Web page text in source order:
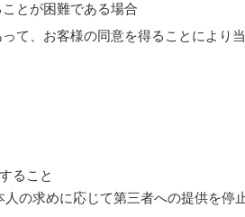
とが困難である場合
て、お客様の同意を得ることにより
ること
の求めに応じて第三者への提供を停